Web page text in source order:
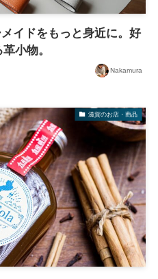
イドをもっと身近に。好
小物。
Nakamura
滋賀のお店・商品